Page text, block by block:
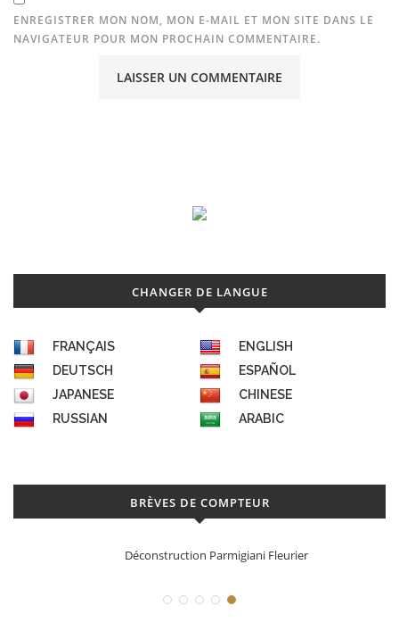
ENREGISTRER MON NOM, MON E-MAIL ET MON SITE DANS LE
NAVIGATEUR POUR MON PROCHAIN COMMENTAIRE.
CHANGER DE LANGUE
FRANÇAIS
ENGLISH
DEUTSCH
ESPAÑOL
JAPANESE
CHINESE
RUSSIAN
ARABIC
BRÈVES DE COMPTEUR
Déconstruction Parmigiani Fleurier